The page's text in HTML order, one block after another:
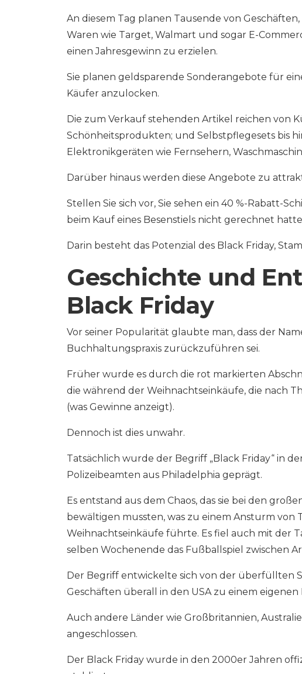
An diesem Tag planen Tausende von
Waren wie Target, Walmart und sogar E-
einen Jahresgewinn zu erzielen.
Sie planen geldsparende Sonderangebote für
Käufer anzulocken.
Die zum Verkauf stehenden Artikel reichen von
Schönheitsprodukten; und Selbstpflegesets bis
Elektronikgeräten wie Fernsehern,
Darüber hinaus werden diese Angebote zu
Stellen Sie sich vor, Sie sehen ein 40 %-Rabatt-
beim Kauf eines Besenstiels nicht gerechnet
Darin besteht das Potenzial des Black Friday,
Geschichte und
Black Friday
Vor seiner Popularität glaubte man, dass der
Buchhaltungspraxis zurückzuführen sei.
Früher wurde es durch die rot markierten
die während der Weihnachtseinkäufe, die nach
(was Gewinne anzeigt).
Dennoch ist dies unwahr.
Tatsächlich wurde der Begriff „Black Friday“ in
Polizeibeamten aus Philadelphia geprägt.
Es entstand aus dem Chaos, das sie bei den
bewältigen mussten, was zu einem Ansturm von
Weihnachtseinkäufe führte. Es fiel auch mit der
selben Wochenende das Fußballspiel zwischen
Der Begriff entwickelte sich von der überfüllten
Geschäften überall in den USA zu einem eigenen
Auch andere Länder wie Großbritannien,
angeschlossen.
Der Black Friday wurde in den 2000er Jahren